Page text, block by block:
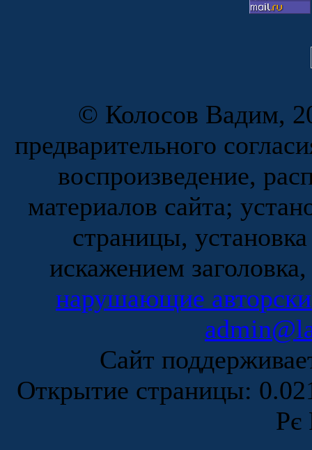
© Колосов Вадим,
предварительного
воспроизведение,
материалов сайта;
страницы,
искажением
нарушающие
Сайт
Открытие страницы:
Рє